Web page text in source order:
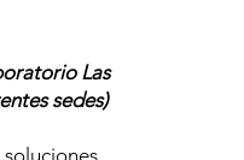
Las
sedes)